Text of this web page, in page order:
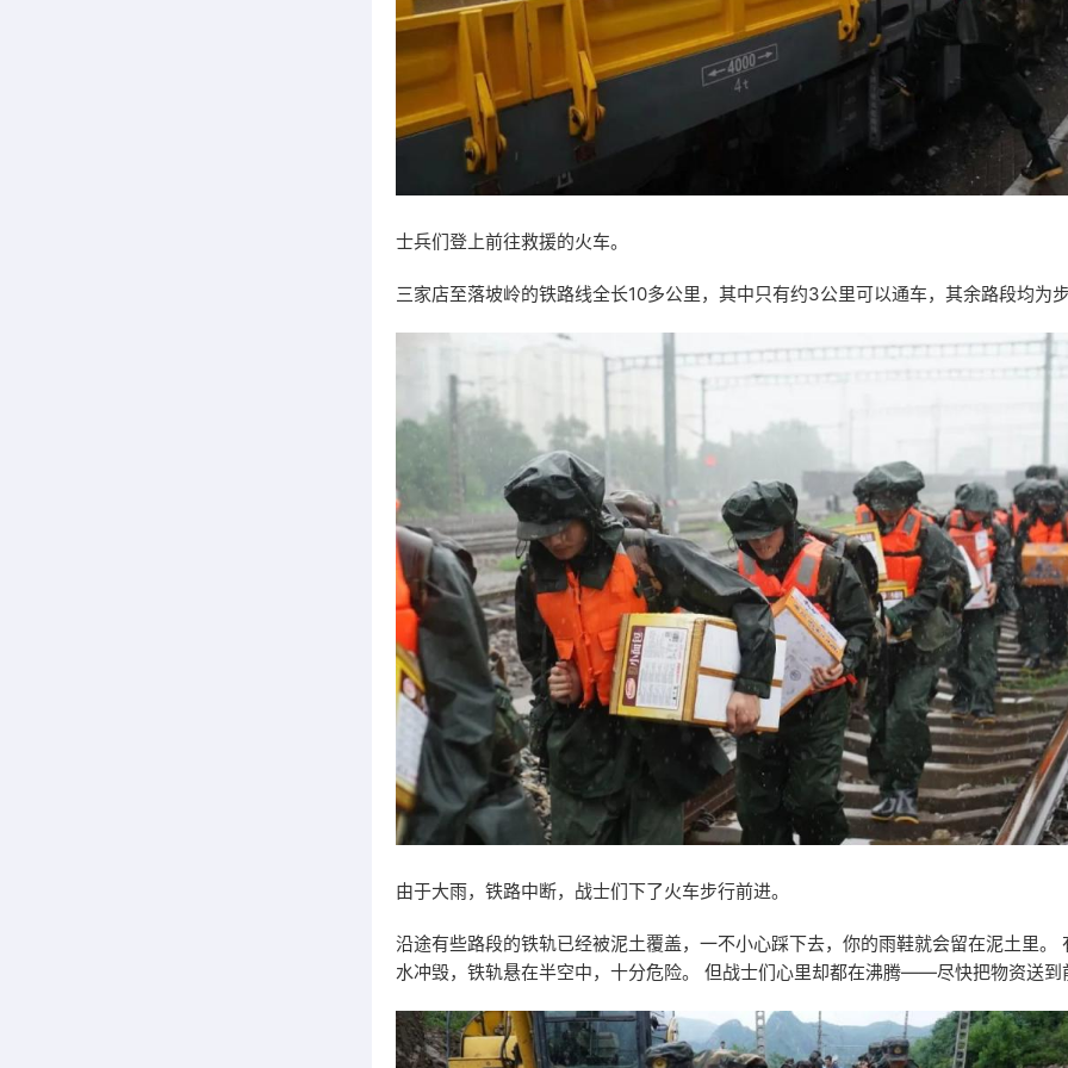
士兵们登上前往救援的火车。
三家店至落坡岭的铁路线全长10多公里，其中只有约3公里可以通车，其余路段均为
由于大雨，铁路中断，战士们下了火车步行前进。
沿途有些路段的铁轨已经被泥土覆盖，一不小心踩下去，你的雨鞋就会留在泥土里。
水冲毁，铁轨悬在半空中，十分危险。 但战士们心里却都在沸腾——尽快把物资送到